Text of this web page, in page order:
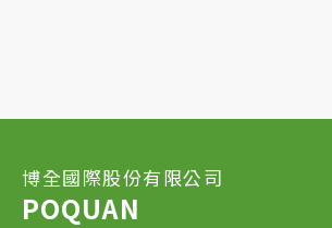
博全國際股份有限公司
POQUAN